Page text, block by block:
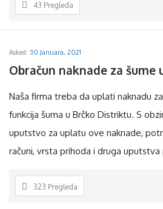
43 Pregleda
Asked: 30 Januara, 2021
Obračun naknade za šume
Naša firma treba da uplati naknadu
funkcija šuma u Brčko Distriktu. S
uputstvo za uplatu ove naknade,
računi, vrsta prihoda i druga
323 Pregleda